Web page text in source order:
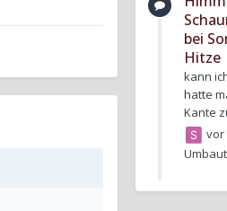
bei
Hitze
kann
hatte
Kante
vor